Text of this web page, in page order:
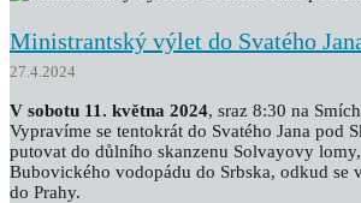
Ministrantský výlet do Svatého
27.4.2024
V sobotu 11. května 2024, sraz 8:30 na
Vypravíme se tentokrát do Svatého Jana pod
putovat do důlního skanzenu Solvayovy
Bubovického vodopádu do Srbska, odkud se
do Prahy.